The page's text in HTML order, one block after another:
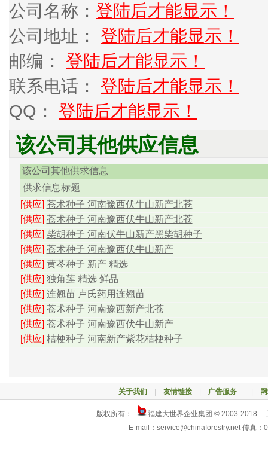
公司名称： 登陆后才能显示！
公司地址： 登陆后才能显示！
邮编： 登陆后才能显示！
联系电话： 登陆后才能显示！
QQ： 登陆后才能显示！
该公司其他供应信息
该公司其他供求信息
供求信息标题
[供应] 苍术种子 河南豫西伏牛山新产北苍
[供应] 苍术种子 河南豫西伏牛山新产北苍
[供应] 柴胡种子 河南伏牛山新产黑柴胡种子
[供应] 苍术种子 河南豫西伏牛山新产
[供应] 黄芩种子 新产 精选
[供应] 独角莲 精选 鲜品
[供应] 连翘苗 卢氏药用连翘苗
[供应] 苍术种子 河南豫西新产北苍
[供应] 苍术种子 河南豫西伏牛山新产
[供应] 桔梗种子 河南新产紫花桔梗种子
关于我们 友情链接| 广告服务
版权所有：
福建大世界企业集团 © 2003-2018
E-mail：service@chinaforestry.net 传真